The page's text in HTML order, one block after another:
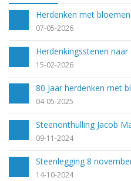
Herdenken met bloemen
07-05-2026
Herdenkingsstenen
15-02-2026
80 Jaar herdenken met
04-05-2025
Steenonthulling Jacob
09-11-2024
Steenlegging 8
14-10-2024